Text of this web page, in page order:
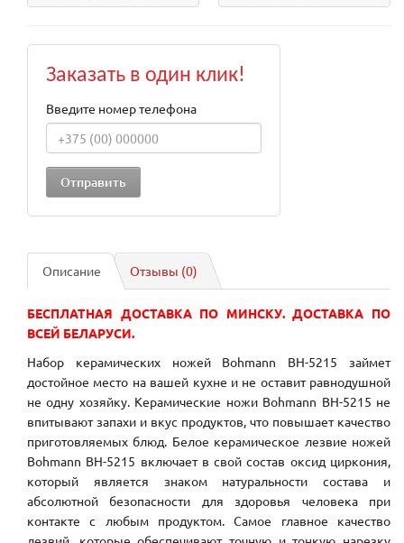
Заказать в один клик!
Введите номер телефона
Описание Отзывы (0)
БЕСПЛАТНАЯ ДОСТАВКА ПО МИНСКУ. ДОСТАВКА ПО
ВСЕЙ БЕЛАРУСИ.
Набор керамических ножей Bohmann BH-5215 займет
достойное место на вашей кухне и не оставит равнодушной
не одну хозяйку. Керамические ножи Bohmann BH-5215 не
впитывают запахи и вкус продуктов, что повышает качество
приготовляемых блюд. Белое керамическое лезвие ножей
Bohmann BH-5215 включает в свой состав оксид циркония,
который является знаком натуральности состава и
абсолютной безопасности для здоровья человека при
контакте с любым продуктом. Самое главное качество